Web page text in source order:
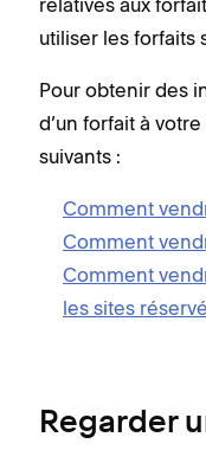
relatives aux
utiliser les forfaits
Pour obtenir des
d’un forfait à
suivants :
Comment
Comment
Comment
les sites
Regarder